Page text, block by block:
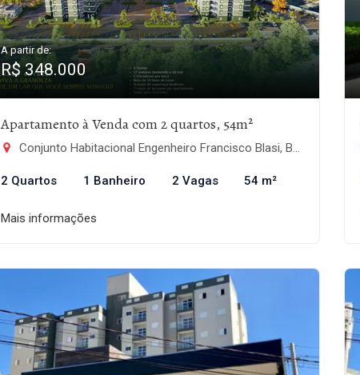
A partir de:
R$ 348.000
Apartamento à Venda com 2 quartos, 54m²
Conjunto Habitacional Engenheiro Francisco Blasi, Botucatu-SP
2 Quartos 1 Banheiro 2 Vagas 54 m²
Mais informações